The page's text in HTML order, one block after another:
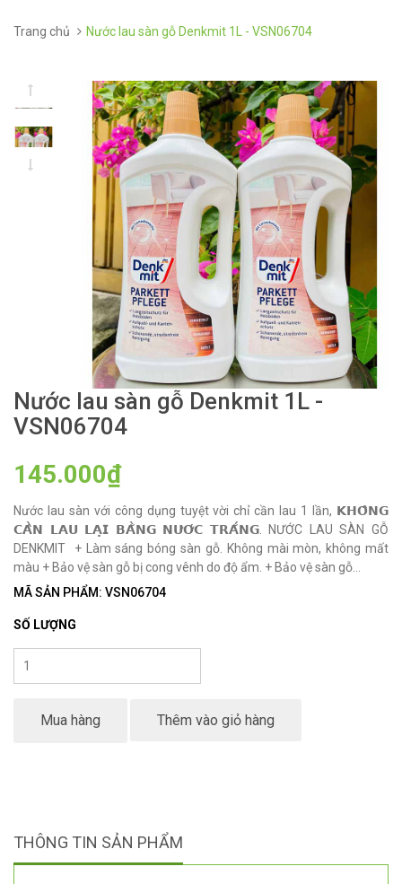
Trang chủ Nước lau sàn gỗ Denkmit 1L - VSN06704
Nước lau sàn gỗ Denkmit 1L -
VSN06704
145.000₫
Nước lau sàn với công dụng tuyệt vời chỉ cần lau 1 lần, 𝗞𝗛𝗢̂𝗡𝗚
𝗖𝗔̂̀𝗡 𝗟𝗔𝗨 𝗟𝗔̣𝗜 𝗕𝗔̆̀𝗡𝗚 𝗡𝗨̛𝗢̛́𝗖 𝗧𝗥𝗔̆́𝗡𝗚. NƯỚC LAU SÀN GỖ
DENKMIT + Làm sáng bóng sàn gỗ. Không mài mòn, không mất
màu + Bảo vệ sàn gỗ bị cong vênh do độ ẩm. + Bảo vệ sàn gỗ...
MÃ SẢN PHẨM: VSN06704
SỐ LƯỢNG
Mua hàng Thêm vào giỏ hàng
THÔNG TIN SẢN PHẨM